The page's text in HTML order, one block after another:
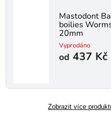
Mastodont
boilies
20mm
Vyprodáno
od 437 Kč
Zobrazit více